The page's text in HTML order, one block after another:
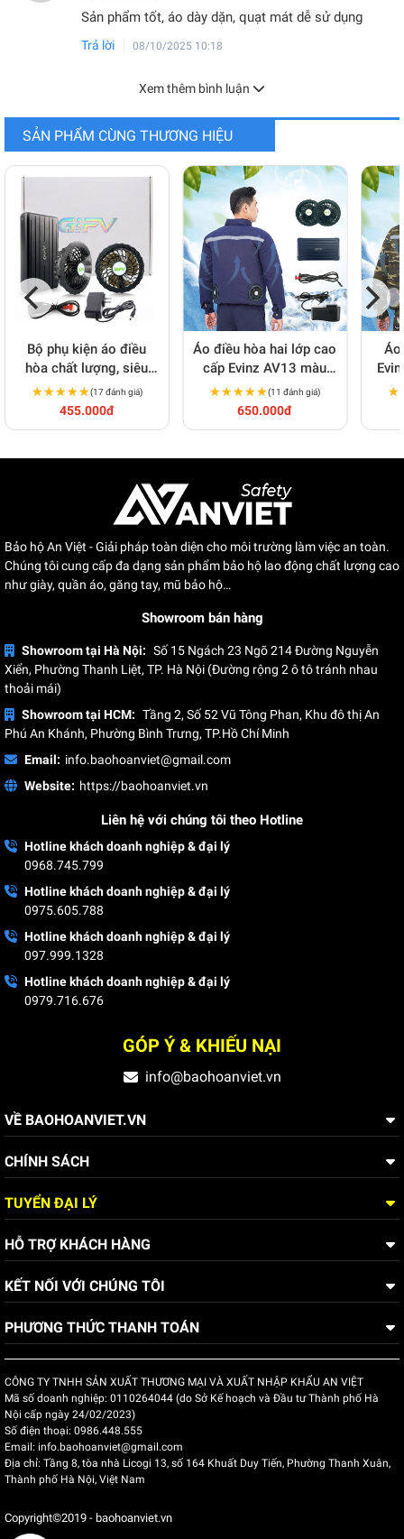
BẢNG QUY ĐỔI SIZE CHI TIẾT
PHIẾU KIỂM ĐỊNH CHẤT LƯỢNG
QUY TRÌNH IN & SẢN XUẤT
ĐỘI NGŨ NHÂN SỰ CÔNG TY
Sản phẩm tốt, áo dày dặn, quạt mát dễ sử dụng
Trả lời 08/10/2025 10:18
Xem thêm bình luận
SẢN PHẨM CÙNG THƯƠNG HIỆU
Bộ phụ kiện áo điều
hòa chất lượng, siêu
bền
★★★★★
★★★★★(17 đánh giá)
455.000đ
Áo điều hòa hai lớp cao
cấp Evinz AV13 màu
xanh dương
★★★★★
★★★★★(11 đánh giá)
650.000đ
Áo
Bảo hộ An Việt - Giải pháp toàn diện cho môi trường làm việc an toàn.
Chúng tôi cung cấp đa dạng sản phẩm bảo hộ lao động chất lượng cao
như giày, quần áo, găng tay, mũ bảo hộ…
Showroom bán hàng
Showroom tại Hà Nội: Số 15 Ngách 23 Ngõ 214 Đường Nguyễn
Xiển, Phường Thanh Liệt, TP. Hà Nội (Đường rộng 2 ô tô tránh nhau
thoải mái)
Showroom tại HCM: Tầng 2, Số 52 Vũ Tông Phan, Khu đô thị An
Phú An Khánh, Phường Bình Trưng, TP.Hồ Chí Minh
Email: info.baohoanviet@gmail.com
Website: https://baohoanviet.vn
Liên hệ với chúng tôi theo Hotline
Hotline khách doanh nghiệp & đại lý
0968.745.799
Hotline khách doanh nghiệp & đại lý
0975.605.788
Hotline khách doanh nghiệp & đại lý
097.999.1328
Hotline khách doanh nghiệp & đại lý
0979.716.676
GÓP Ý & KHIẾU NẠI
info@baohoanviet.vn
VỀ BAOHOANVIET.VN
CHÍNH SÁCH
TUYỂN ĐẠI LÝ
HỖ TRỢ KHÁCH HÀNG
KẾT NỐI VỚI CHÚNG TÔI
PHƯƠNG THỨC THANH TOÁN
CÔNG TY TNHH SẢN XUẤT THƯƠNG MẠI VÀ XUẤT NHẬP KHẨU AN VIỆT
Mã số doanh nghiệp: 0110264044 (do Sở Kế hoạch và Đầu tư Thành phố Hà
Nội cấp ngày 24/02/2023)
Số điện thoại: 0986.448.555
Email: info.baohoanviet@gmail.com
Địa chỉ: Tầng 8, tòa nhà Licogi 13, số 164 Khuất Duy Tiến, Phường Thanh Xuân,
Thành phố Hà Nội, Việt Nam
Copyright©2019 - baohoanviet.vn